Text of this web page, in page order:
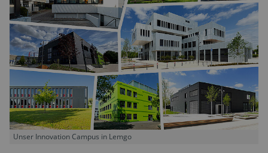
Unser Innovation Campus in Lemgo